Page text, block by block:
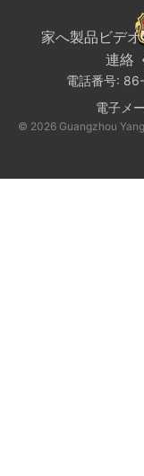
家へ製品 ビデオ
連絡
電話番号:
電子メ
© 2026 Guangzhou